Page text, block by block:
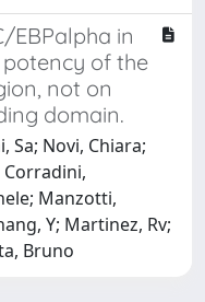
EBPalpha in
of the
not on
domain.
Sa; Novi, Chiara;
Corradini,
Manzotti,
Y; Martinez, Rv;
Bruno